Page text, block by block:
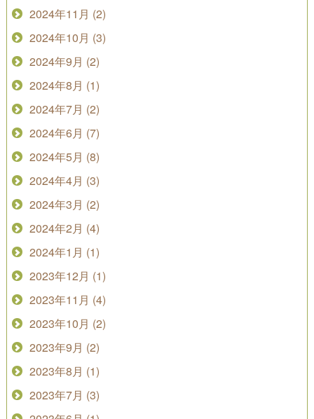
2024年11月 (2)
2024年10月 (3)
2024年9月 (2)
2024年8月 (1)
2024年7月 (2)
2024年6月 (7)
2024年5月 (8)
2024年4月 (3)
2024年3月 (2)
2024年2月 (4)
2024年1月 (1)
2023年12月 (1)
2023年11月 (4)
2023年10月 (2)
2023年9月 (2)
2023年8月 (1)
2023年7月 (3)